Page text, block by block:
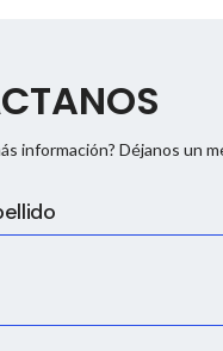
información? Déjanos un